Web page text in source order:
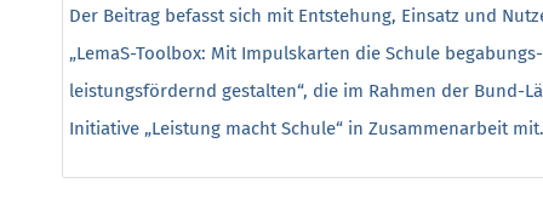
Der Beitrag befasst sich mit Entstehung, Einsatz und
„LemaS-Toolbox: Mit Impulskarten die Schule
leistungsfördernd gestalten“, die im Rahmen der Bund-
Initiative „Leistung macht Schule“ in Zusammenarbeit